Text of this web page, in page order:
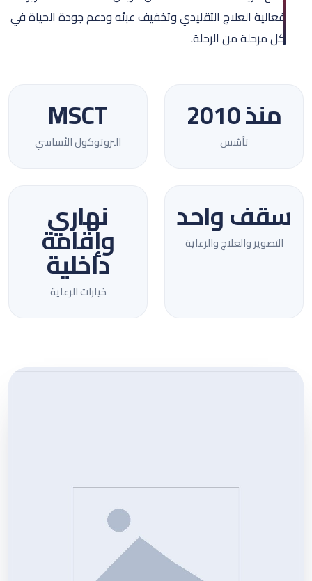
فعالية العلاج التقليدي وتخفيف عبئه ودعم جودة الحياة في
كل مرحلة من الرحلة.
منذ 2010
تأسّس
MSCT
البروتوكول الأساسي
سقف واحد
التصوير والعلاج والرعاية
نهاري
وإقامة
داخلية
خيارات الرعاية